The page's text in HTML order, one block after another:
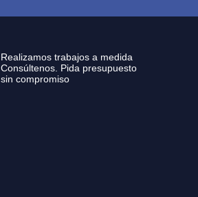
Realizamos trabajos a medida
Consúltenos. Pida presupuesto
sin compromiso